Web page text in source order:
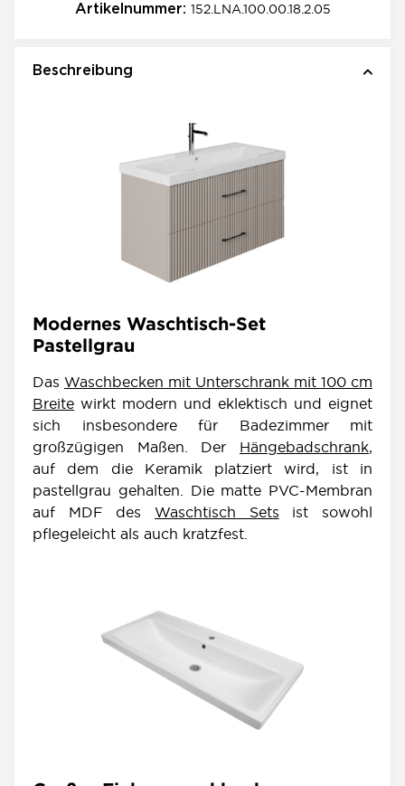
Artikelnummer: 152.LNA.100.00.18.2.05
Beschreibung
Modernes Waschtisch-Set
Pastellgrau
Das Waschbecken mit Unterschrank mit 100 cm
Breite wirkt modern und eklektisch und eignet
sich insbesondere für Badezimmer mit
großzügigen Maßen. Der Hängebadschrank
auf dem die Keramik platziert wird, ist in
pastellgrau gehalten. Die matte PVC-Membran
auf MDF des Waschtisch Sets ist sowohl
pflegeleicht als auch kratzfest.